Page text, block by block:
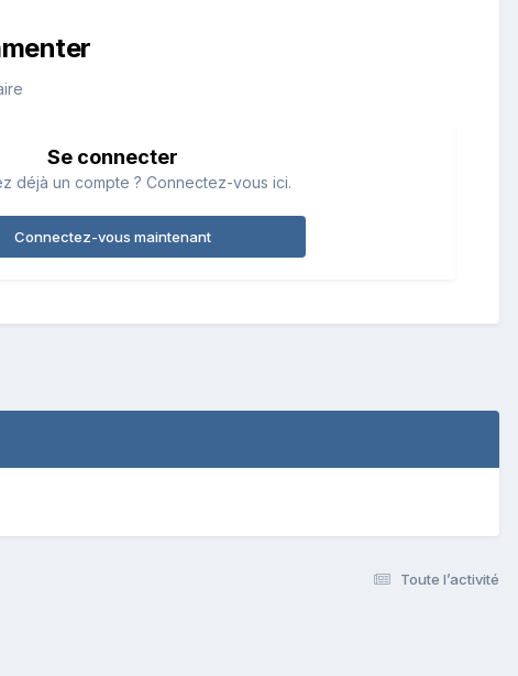
Se connecter
déjà un compte ? Connectez-vous ici.
Connectez-vous maintenant
Toute l’activité